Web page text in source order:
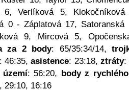
6, Verlíková 5,
0 - Záplatová 17, Satoranská
9, Mircová 5,
za 2 body: 65/35:34/14,
: 46:35,asistence: 23:18, ztráty:
území: 56:20, body z
29:10, 16:16